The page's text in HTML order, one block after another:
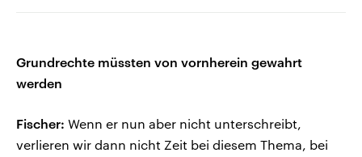
Grundrechte müssten von vornherein gewahrt
werden
Fischer: Wenn er nun aber nicht unterschreibt,
verlieren wir dann nicht Zeit bei diesem Thema, bei